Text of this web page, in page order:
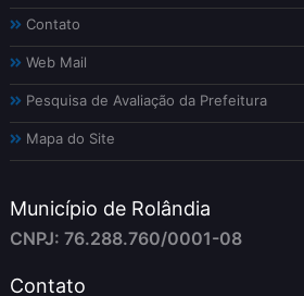
Contato
Web Mail
Pesquisa de Avaliação da Prefeitura
Mapa do Site
Município de Rolândia
CNPJ: 76.288.760/0001-08
Contato